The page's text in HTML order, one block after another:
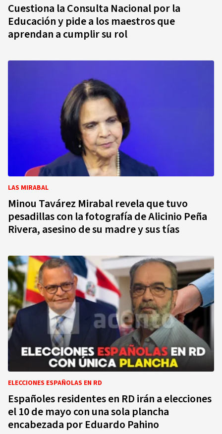
Cuestiona la Consulta Nacional por la
Educación y pide a los maestros que
aprendan a cumplir su rol
LAS MIRABAL
Minou Tavárez Mirabal revela que tuvo
pesadillas con la fotografía de Alicinio Peña
Rivera, asesino de su madre y sus tías
ELECCIONES ESPAÑOLAS EN RD
Españoles residentes en RD irán a elecciones
el 10 de mayo con una sola plancha
encabezada por Eduardo Pahino